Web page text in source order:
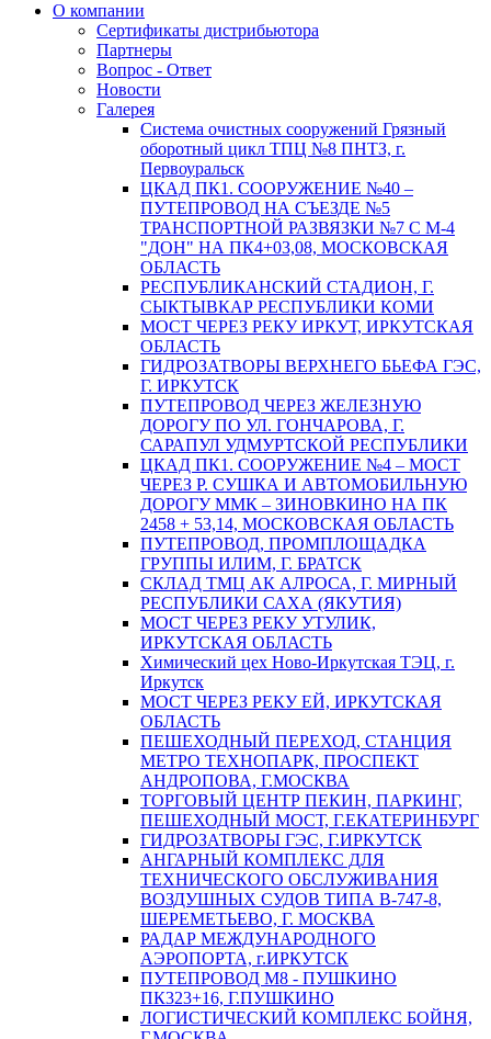
О компании
Сертификаты дистрибьютора
Партнеры
Вопрос - Ответ
Новости
Галерея
Система очистных сооружений Грязный
оборотный цикл ТПЦ №8 ПНТЗ, г.
Первоуральск
ЦКАД ПК1. СООРУЖЕНИЕ №40 –
ПУТЕПРОВОД НА СЪЕЗДЕ №5
ТРАНСПОРТНОЙ РАЗВЯЗКИ №7 С М-4
"ДОН" НА ПК4+03,08, МОСКОВСКАЯ
ОБЛАСТЬ
РЕСПУБЛИКАНСКИЙ СТАДИОН, Г.
СЫКТЫВКАР РЕСПУБЛИКИ КОМИ
МОСТ ЧЕРЕЗ РЕКУ ИРКУТ, ИРКУТСКАЯ
ОБЛАСТЬ
ГИДРОЗАТВОРЫ ВЕРХНЕГО БЬЕФА ГЭС,
Г. ИРКУТСК
ПУТЕПРОВОД ЧЕРЕЗ ЖЕЛЕЗНУЮ
ДОРОГУ ПО УЛ. ГОНЧАРОВА, Г.
САРАПУЛ УДМУРТСКОЙ РЕСПУБЛИКИ
ЦКАД ПК1. СООРУЖЕНИЕ №4 – МОСТ
ЧЕРЕЗ Р. СУШКА И АВТОМОБИЛЬНУЮ
ДОРОГУ ММК – ЗИНОВКИНО НА ПК
2458 + 53,14, МОСКОВСКАЯ ОБЛАСТЬ
ПУТЕПРОВОД, ПРОМПЛОЩАДКА
ГРУППЫ ИЛИМ, Г. БРАТСК
СКЛАД ТМЦ АК АЛРОСА, Г. МИРНЫЙ
РЕСПУБЛИКИ САХА (ЯКУТИЯ)
МОСТ ЧЕРЕЗ РЕКУ УТУЛИК,
ИРКУТСКАЯ ОБЛАСТЬ
Химический цех Ново-Иркутская ТЭЦ, г.
Иркутск
МОСТ ЧЕРЕЗ РЕКУ ЕЙ, ИРКУТСКАЯ
ОБЛАСТЬ
ПЕШЕХОДНЫЙ ПЕРЕХОД, СТАНЦИЯ
МЕТРО ТЕХНОПАРК, ПРОСПЕКТ
АНДРОПОВА, Г.МОСКВА
ТОРГОВЫЙ ЦЕНТР ПЕКИН, ПАРКИНГ,
ПЕШЕХОДНЫЙ МОСТ, Г.ЕКАТЕРИНБУРГ
ГИДРОЗАТВОРЫ ГЭС, Г.ИРКУТСК
АНГАРНЫЙ КОМПЛЕКС ДЛЯ
ТЕХНИЧЕСКОГО ОБСЛУЖИВАНИЯ
ВОЗДУШНЫХ СУДОВ ТИПА В-747-8,
ШЕРЕМЕТЬЕВО, Г. МОСКВА
РАДАР МЕЖДУНАРОДНОГО
АЭРОПОРТА, г.ИРКУТСК
ПУТЕПРОВОД М8 - ПУШКИНО
ПК323+16, Г.ПУШКИНО
ЛОГИСТИЧЕСКИЙ КОМПЛЕКС БОЙНЯ,